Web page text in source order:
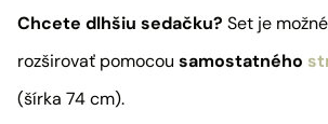
Chcete dlhšiu sedačku? Set je
rozširovať pomocou samostatného
(šírka 74 cm).